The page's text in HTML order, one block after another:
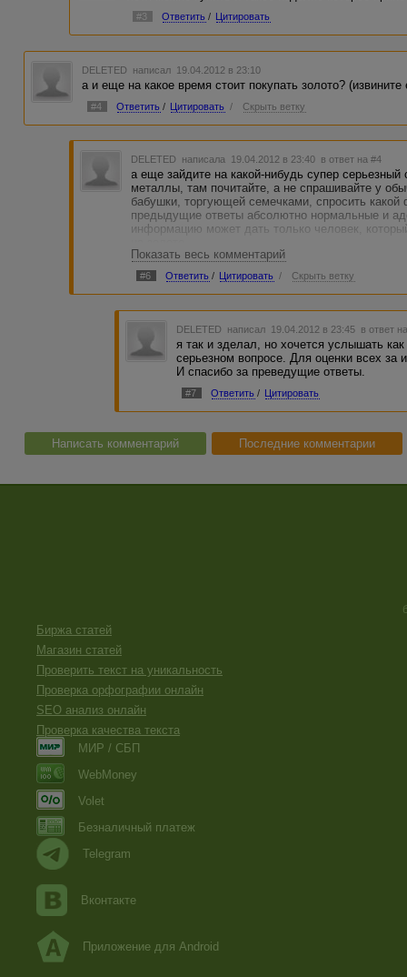
#3 Ответить / Цитировать
DELETED написал 19.04.2012 в 23:10
а и еще на какое время стоит покупать золото?
#4 Ответить / Цитировать / Скрыть ветку
DELETED написала 19.04.2012 в 23:40 в ответ на #4
а еще зайдите на какой-нибудь супер серьезный
металлы, там почитайте, а не спрашивайте у
бабушки, торгующей семечками, спросить
предыдущие ответы абсолютно нормальные и
информацию может дать только человек,
Показать весь комментарий
#6 Ответить / Цитировать / Скрыть ветку
DELETED написал 19.04.2012 в 23:45 в ответ
я так и зделал, но хочется услышать
серьезном вопросе. Для оценки всех за
И спасибо за преведущие ответы.
#7 Ответить / Цитировать
Написать комментарий Последние комментарии
Биржа статей
Магазин статей
Проверить текст на уникальность
Проверка орфографии онлайн
SEO анализ онлайн
Проверка качества текста
МИР / СБП
WebMoney
Volet
Безналичный платеж
Telegram
Вконтакте
Приложение для Android